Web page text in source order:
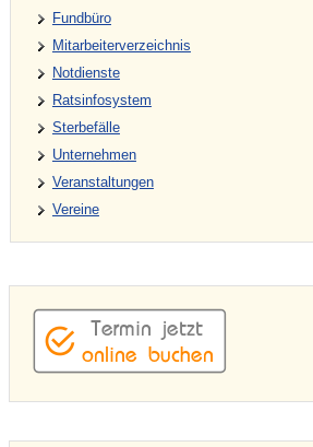
Fundbüro
Mitarbeiterverzeichnis
Notdienste
Ratsinfosystem
Sterbefälle
Unternehmen
Veranstaltungen
Vereine